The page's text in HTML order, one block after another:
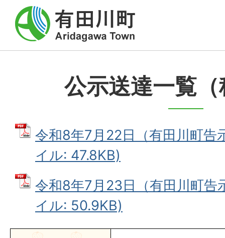
公示送達一覧
令和8年7月22日（有田川町告
イル: 47.8KB)
令和8年7月23日（有田川町告
イル: 50.9KB)